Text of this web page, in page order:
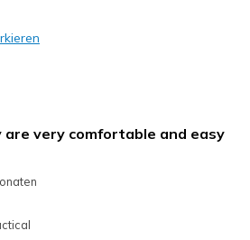
are very comfortable and easy